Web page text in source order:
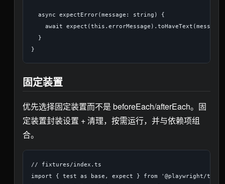
  async expectError(message: string) {
await
  }
固定装置
优先选择固定装置而不是 beforeEach/afterEach。固
定装置封装设置 + 清理，按需运行，并与依赖项组
合。
// fixtures/index.ts
import { test as base, expect } from '@playwright/